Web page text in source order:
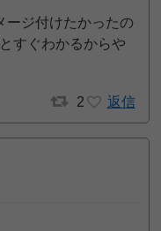
ージ付けたかったの
すぐわかるからや
2 返信